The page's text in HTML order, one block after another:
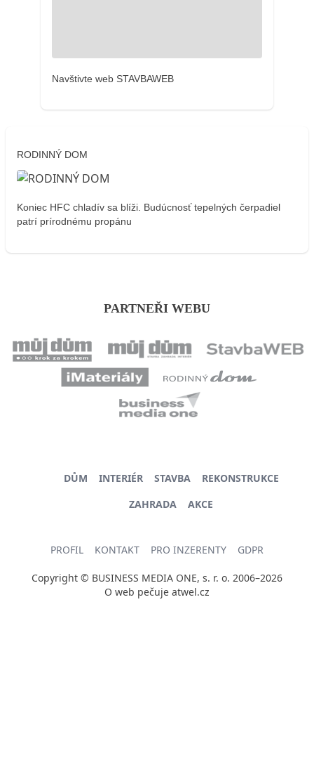
Navštivte web STAVBAWEB
RODINNÝ DOM
Koniec HFC chladív sa blíži. Budúcnosť tepelných čerpadiel
patrí prírodnému propánu
PARTNEŘI WEBU
DŮM INTERIÉR STAVBA
REKONSTRUKCE
ZAHRADA
AKCE
PROFIL KONTAKT PRO INZERENTY GDPR
Copyright © BUSINESS MEDIA ONE, s. r. o. 2006–2026